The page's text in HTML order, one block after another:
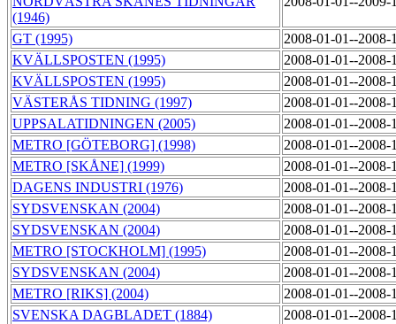
(1946)
GT (1995)
2008-01-01--
KVÄLLSPOSTEN (1995)
2008-01-01--
KVÄLLSPOSTEN (1995)
2008-01-01--
VÄSTERÅS TIDNING (1997)
2008-01-01--
UPPSALATIDNINGEN (2005)
2008-01-01--
METRO [GÖTEBORG] (1998)
2008-01-01--
METRO [SKÅNE] (1999)
2008-01-01--
DAGENS INDUSTRI (1976)
2008-01-01--
SYDSVENSKAN (2004)
2008-01-01--
SYDSVENSKAN (2004)
2008-01-01--
METRO [STOCKHOLM] (1995)
2008-01-01--
SYDSVENSKAN (2004)
2008-01-01--
METRO [RIKS] (2004)
2008-01-01--
SVENSKA DAGBLADET (1884)
2008-01-01--